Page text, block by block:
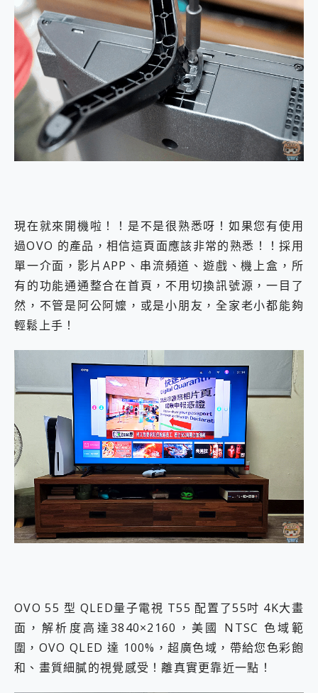
現在就來開機啦！！是不是很熟悉呀！如果您有使用
過OVO 的產品，相信這頁面應該非常的熟悉！！採用
單一介面，影片APP、串流頻道、遊戲、機上盒，所
有的功能通通整合在首頁，不用切換訊號源，一目了
然，不管是阿公阿嬤，或是小朋友，全家老小都能夠
輕鬆上手！
OVO 55 型 QLED量子電視 T55 配置了55吋 4K大畫
面，解析度高達3840×2160，美國 NTSC 色域範
圍，OVO QLED 達 100%，超廣色域，帶給您色彩飽
和、畫質細膩的視覺感受！離真實更靠近一點！